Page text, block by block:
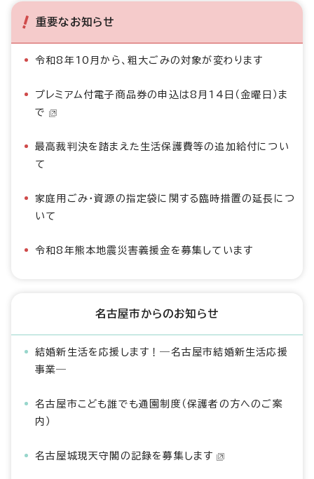
重要なお知らせ
令和8年10月から、粗大ごみの対象が変わります
プレミアム付電子商品券の申込は8月14日（金曜日）ま
で
最高裁判決を踏まえた生活保護費等の追加給付につい
て
家庭用ごみ・資源の指定袋に関する臨時措置の延長につ
いて
令和8年熊本地震災害義援金を募集しています
名古屋市からのお知らせ
結婚新生活を応援します！―名古屋市結婚新生活応援
事業―
名古屋市こども誰でも通園制度（保護者の方へのご案
内）
名古屋城現天守閣の記録を募集します